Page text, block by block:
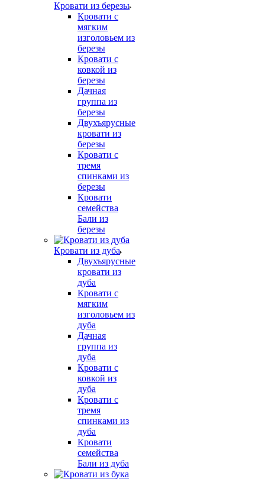
Кровати из березы
Кровати с
мягким
изголовьем из
березы
Кровати с
ковкой из
березы
Дачная
группа из
березы
Двухъярусные
кровати из
березы
Кровати с
тремя
спинками из
березы
Кровати
семейства
Бали из
березы
Кровати из дуба
Двухъярусные
кровати из
дуба
Кровати с
мягким
изголовьем из
дуба
Дачная
группа из
дуба
Кровати с
ковкой из
дуба
Кровати с
тремя
спинками из
дуба
Кровати
семейства
Бали из дуба